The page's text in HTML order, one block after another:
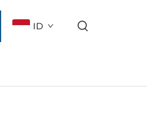
ID